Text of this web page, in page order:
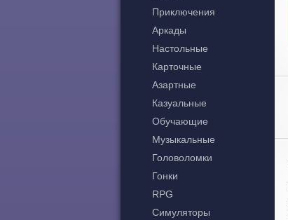
Приключения
Аркады
Настольные
Карточные
Азартные
Казуальные
Обучающие
Музыкальные
Головоломки
Гонки
RPG
Симуляторы